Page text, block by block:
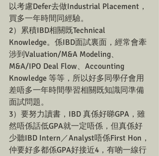
以考慮Defer去做Industrial Placement，
買多一年時間同經驗。
2）累積IBD相關既Technical
Knowledge。係IBD面試裏面，經常會牽
涉到Valuation/M&A Modeling、
M&A/IPO Deal Flow、Accounting
Knowledge 等等，所以好多同學仔會用
差唔多一年時間學習相關既知識同準備
面試問題。
3）要努力讀書，IBD 真係好睇GPA，雖
然唔係話低GPA就一定唔係，但真係好
少聽IBD Intern／Analyst唔係First Hon，
仲要好多都係GPA好接近4，有啲一線行